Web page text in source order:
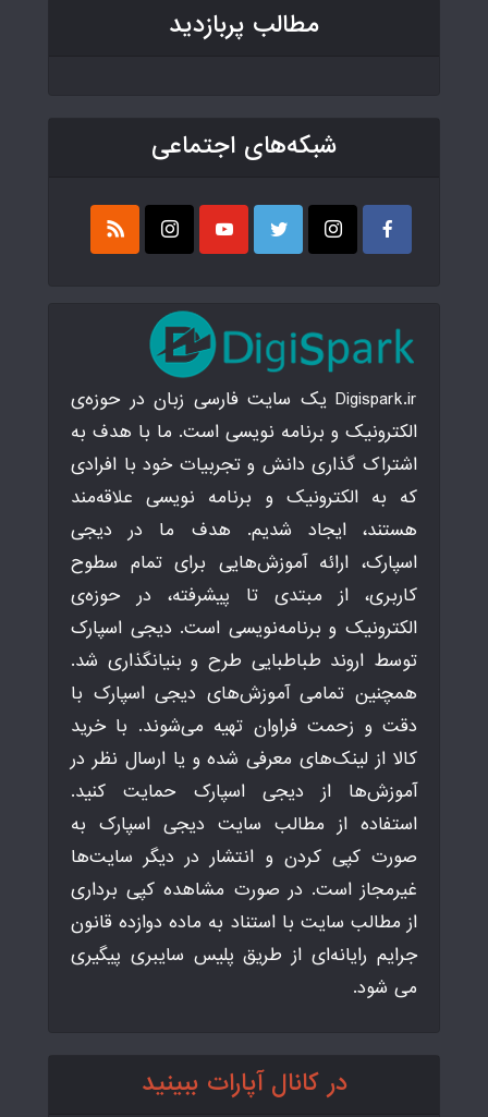
مطالب پربازدید
شبکه‌های اجتماعی
Digispark.ir یک سایت فارسی زبان در حوزه‌ی
الکترونیک و برنامه نویسی است. ما با هدف به
اشتراک گذاری دانش و تجربیات خود با افرادی
که به الکترونیک و برنامه نویسی علاقه‌مند
هستند، ایجاد شدیم. هدف ما در دیجی
اسپارک، ارائه آموزش‌هایی برای تمام سطوح
کاربری، از مبتدی تا پیشرفته، در حوزه‌ی
الکترونیک و برنامه‌نویسی است. دیجی اسپارک
توسط اروند طباطبایی طرح و بنیانگذاری شد.
همچنین تمامی آموزش‌های دیجی اسپارک با
دقت و زحمت فراوان تهیه می‌شوند. با خرید
کالا از لینک‌های معرفی شده و یا ارسال نظر در
آموزش‌ها از دیجی اسپارک حمایت کنید.
استفاده از مطالب سایت دیجی اسپارک به
صورت کپی کردن و انتشار در دیگر سایت‌ها
غیرمجاز است. در صورت مشاهده کپی برداری
از مطالب سایت با استناد به ماده دوازده قانون
جرایم رایانه‌ای از طریق پلیس سایبری پیگیری
می شود.
در کانال آپارات ببینید